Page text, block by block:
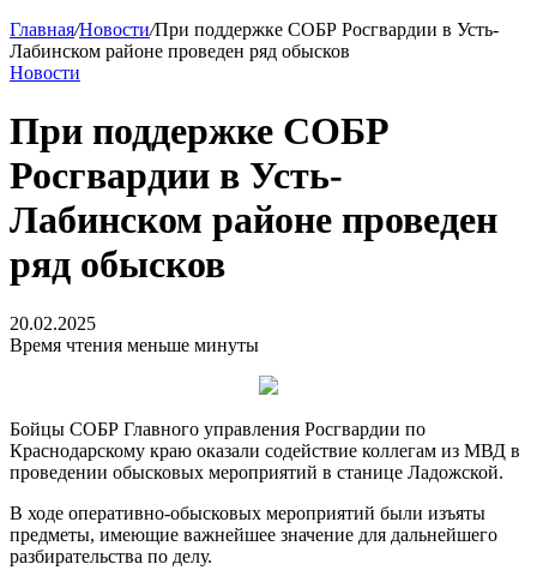
Главная/Новости/При поддержке СОБР Росгвардии в Усть-
Лабинском районе проведен ряд обысков
Новости
При поддержке СОБР
Росгвардии в Усть-
Лабинском районе проведен
ряд обысков
20.02.2025
Время чтения меньше минуты
Бойцы СОБР Главного управления Росгвардии по
Краснодарскому краю оказали содействие коллегам из МВД в
проведении обысковых мероприятий в станице Ладожской.
В ходе оперативно-обысковых мероприятий были изъяты
предметы, имеющие важнейшее значение для дальнейшего
разбирательства по делу.